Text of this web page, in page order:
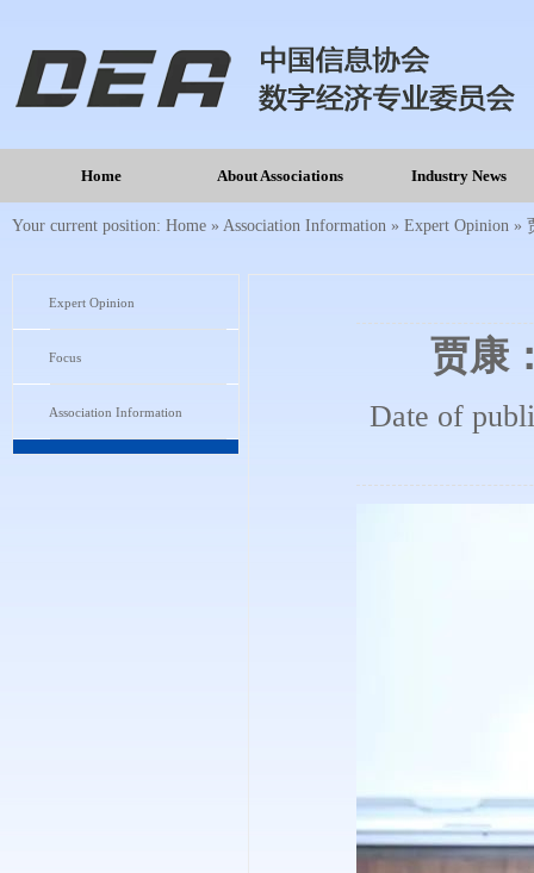
Home About Associations Industry News
Your current position: Home » Association Information » Expert Opinion »
Expert Opinion
Focus
Association Information
贾康
Date of